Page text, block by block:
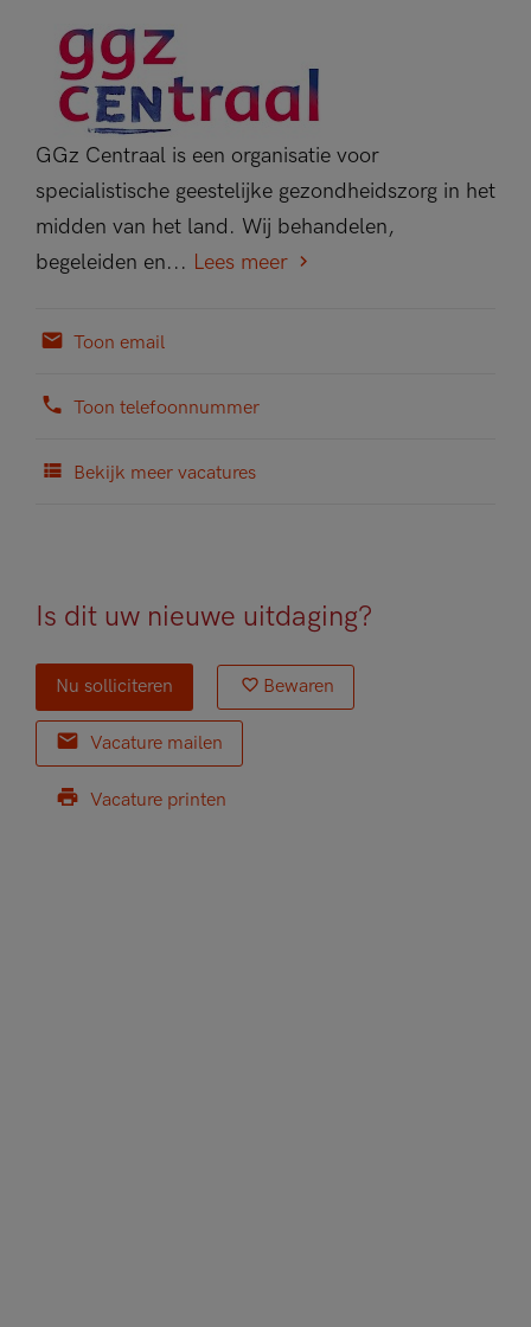
GGz Centraal is een organisatie voor
specialistische geestelijke gezondheidszorg in het
midden van het land. Wij behandelen,
begeleiden en... Lees meer
Toon email
Toon telefoonnummer
Bekijk meer vacatures
Is dit uw nieuwe uitdaging?
Nu solliciteren Bewaren
Vacature mailen
Vacature printen